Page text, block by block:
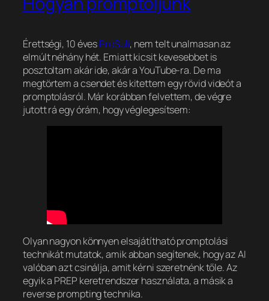
Érettségi, 10 évesProSuli, nem telt unalmasan az
elmúlt néhány hét. Emiatt kicsit kevesebbet is
posztoltam akár ide, akár a YouTube-ra. De ma
megtörtem a csendet és kitettem egy rövid videót a
promptolásról. Már korábban felvettem, de végre
jutott rá egy órám, hogy véglegesítsem:
Olyan nagyon könnyen elsajátítható promptolási
technikát mutatok, amik abban segítenek, hogy az AI
valóban azt csinálja, amit kérni szeretnénk tőle. Az
egyik a PREP keretrendszer használata, a másik a
reverse prompting technika.